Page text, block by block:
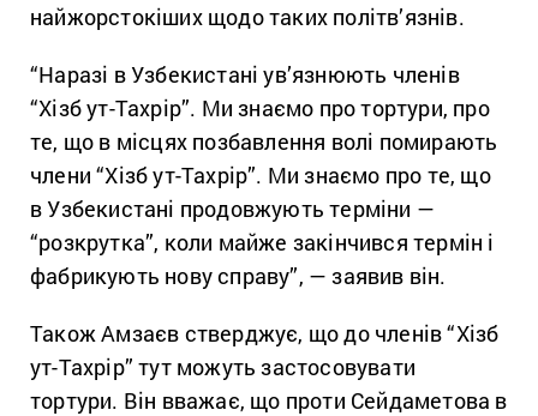
найжорстокіших щодо таких політв’язнів.
“Наразі в Узбекистані ув’язнюють членів
“Хізб ут-Тахрір”. Ми знаємо про тортури, про
те, що в місцях позбавлення волі помирають
члени “Хізб ут-Тахрір”. Ми знаємо про те, що
в Узбекистані продовжують терміни —
“розкрутка”, коли майже закінчився термін і
фабрикують нову справу”, — заявив він.
Також Амзаєв стверджує, що до членів “Хізб
ут-Тахрір” тут можуть застосовувати
тортури. Він вважає, що проти Сейдаметова в